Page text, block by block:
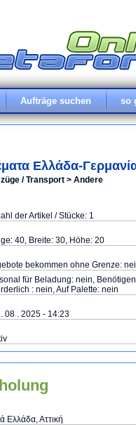
Aufträge suchen so
Ελλάδα-
/ Transport > Andere
der Artikel / Stücke: 1
40, Breite: 30, Höhe: 20
bekommen ohne Grenze:
für Beladung: nein,
: nein, Auf Palette: nein
08 . 2025 - 14:23
Ελλάδα, Αττική